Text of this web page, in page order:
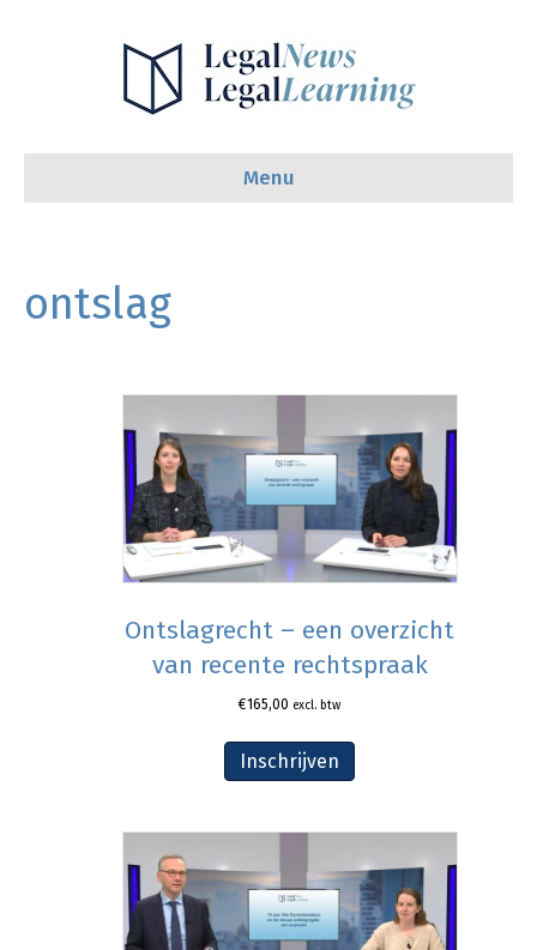
Menu
ontslag
Ontslagrecht – een overzicht
van recente rechtspraak
€165,00 excl. btw
Inschrijven